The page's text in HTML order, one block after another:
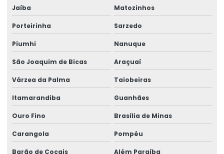
Jaíba Matozinhos
Porteirinha Sarzedo
Piumhi Nanuque
São Joaquim de Bicas Araçuaí
Várzea da Palma Taiobeiras
Itamarandiba Guanhães
Ouro Fino Brasília de Minas
Carangola Pompéu
Barão de Cocais Além Paraíba